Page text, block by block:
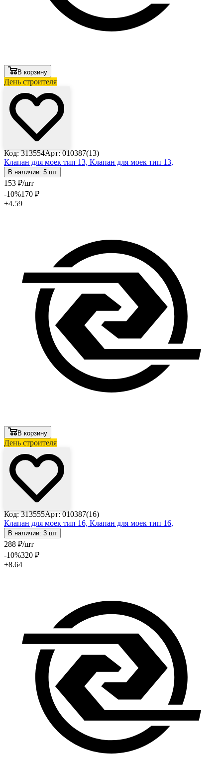
В корзину
День строителя
Код: 313554Арт: 010387(13)
Клапан для моек тип 13, Клапан для моек тип 13,
В наличии: 5 шт
153 ₽/шт
-10%170 ₽
+4.59
В корзину
День строителя
Код: 313555Арт: 010387(16)
Клапан для моек тип 16, Клапан для моек тип 16,
В наличии: 3 шт
288 ₽/шт
-10%320 ₽
+8.64